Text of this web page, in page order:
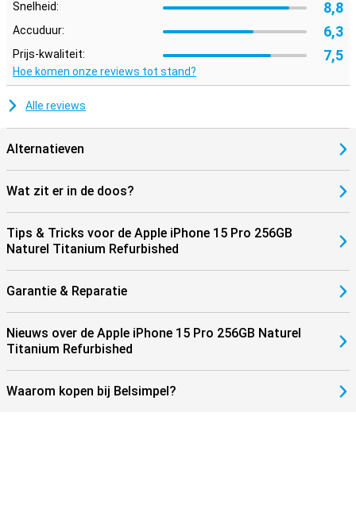
eenvoudig tussen apparaten en haal je alles uit het Apple
ecosysteem.
Snelheid: 8,8
Accuduur: 6,3
Prijs-kwaliteit: 7,5
Hoe komen onze reviews tot stand?
Alle reviews
Alternatieven
Wat zit er in de doos?
Tips & Tricks voor de Apple iPhone 15 Pro 256GB
Naturel Titanium Refurbished
Garantie & Reparatie
Nieuws over de Apple iPhone 15 Pro 256GB Naturel
Titanium Refurbished
Waarom kopen bij Belsimpel?